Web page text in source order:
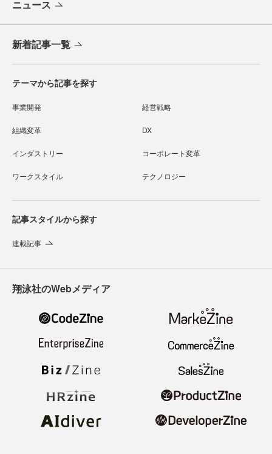
ニュース
新着記事一覧
テーマから記事を探す
事業開発 経営戦略
組織変革 DX
インダストリー コーポレート変革
ワークスタイル テクノロジー
記事スタイルから探す
連載記事
翔泳社のWebメディア